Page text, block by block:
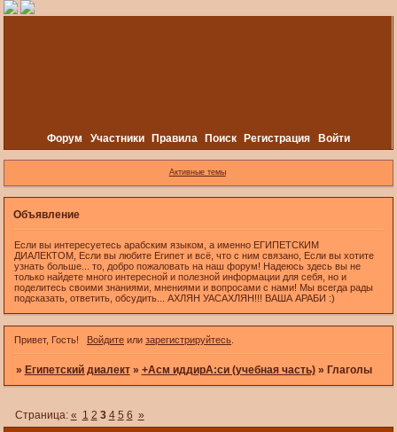
Форум Участники Правила Поиск Регистрация Войти
Активные темы
Объявление
Если вы интересуетесь арабским языком, а именно ЕГИПЕТСКИМ
ДИАЛЕКТОМ, Если вы любите Египет и всё, что с ним связано, Если вы хотите
узнать больше... то, добро пожаловать на наш форум! Надеюсь здесь вы не
только найдете много интересной и полезной информации для себя, но и
поделитесь своими знаниями, мнениями и вопросами с нами! Мы всегда рады
подсказать, ответить, обсудить... АХЛЯН УАСАХЛЯН!!! ВАША АРАБИ :)
Привет, Гость! Войдитеили зарегистрируйтесь.
» Египетский диалект » +Асм иддирА:си (учебная часть) » Глаголы
Страница: « 1 2 3 4 5 6 »